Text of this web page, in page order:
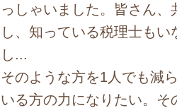
っしゃいました。皆さん
し、知っている税理士も
し...
そのような方を1人でも減
いる方の力になりたい。そ